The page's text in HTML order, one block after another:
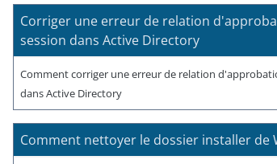
Corriger une erreur de relation
session dans Active Directory
Comment corriger une erreur de relation
dans Active Directory
Comment nettoyer le dossier installer de